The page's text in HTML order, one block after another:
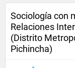
Sociología con
Relaciones
(Distrito
Pichincha)